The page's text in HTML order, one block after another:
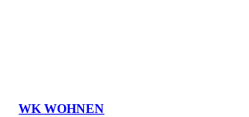
WK WOHNEN